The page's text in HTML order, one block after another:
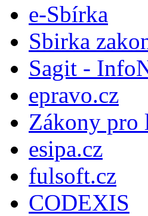
e-Sbírka
Sbirka
Sagit -
epravo.cz
Zákony pro
esipa.cz
fulsoft.cz
CODEXIS